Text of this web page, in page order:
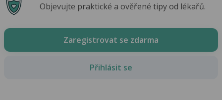
Objevujte praktické a ověřené tipy od lékařů.
Zaregistrovat se zdarma
Přihlásit se